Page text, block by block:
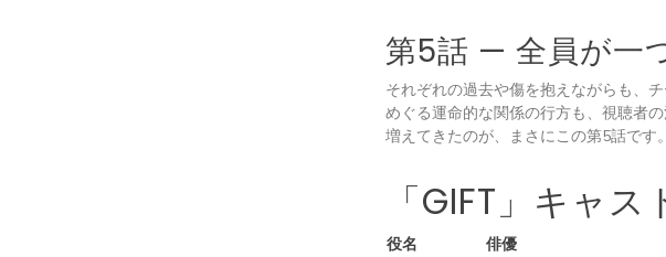
第5話 — 全員が一
それぞれの過去や傷を抱えながらも、
めぐる運命的な関係の行方も、視聴者
増えてきたのが、まさにこの第5話です。
「GIFT」キャス
役名 俳優